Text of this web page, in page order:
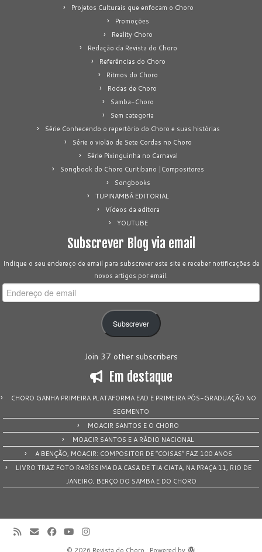
Projetos Culturais que enfocam o Choro
Promoções
Reality Choro
Redação da Revista do Choro
Referências do Choro
Ritmos do Choro
Rodas de Choro
Samba-Choro
Sem categoria
Série Conhecendo o repertório do Choro e suas histórias
Série o violão de Sete Cordas no Choro
Série Pixinguinha no Carnaval
Songbook do Choro Curitibano |Compositores
Songbooks
TUPINAMBÁ EDITORIAL
Vídeos da editora
YOUTUBE
Subscrever Blog via email
Indique o seu endereço de email para subscrever este site e receber notificações de
novos artigos por email.
Endereço
de
Subscrever
Join 37 other subscribers
Em destaque
CHORO GANHA PRIMEIRA PLATAFORMA EAD E PRIMEIRA PÓS-GRADUAÇÃO NO
SEGMENTO
MOACIR SANTOS E O CHORO
MOACIR SANTOS E A RÁDIO NACIONAL
A BENÇÃO, MOACIR: COMPOSITOR DE “COISAS” FAZ 100 ANOS
LIVRO TRAZ FOTO RARÍSSIMA DA CASA DE TIA CIATA, NA PRAÇA 11, RIO DE
JANEIRO, BERÇO DO SAMBA E DO CHORO